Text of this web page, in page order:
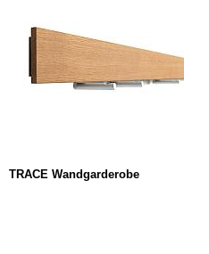
TRACE Wandgarderobe